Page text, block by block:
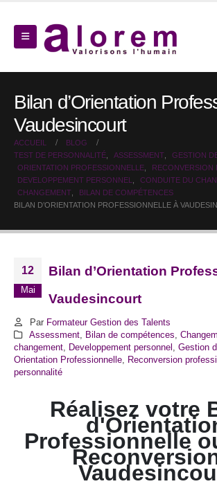
Bilan d’Orientation
Vaudesincourt
ACCUEIL
BLOG
TEST DE PERSONNALITÉ
ASSESSMENT GESTION
ORIENTATION PROFESSIONNELLE
RECONVERSION
DEVELOPPEMENT PERSONNEL
CONDUITE DU
CHANGEMENT
BILAN DE COMPÉTENCES
BILAN D’ORIENTATION PROFESSIONNELLE À
12
Mai
Bilan d’Orientation
Vaudesincourt
Par Formateur Gestion des Talents
Assessment, Bilan de compétences
changement
Developpement personnel Gestion
Orientation Professionnelle
Reconversion
personnalité
Réalisez votre
Professionnelle